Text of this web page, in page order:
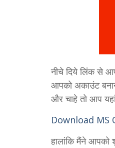
नीचे दिये लिंक से
आपको अकाउंट
और चाहे तो आप
Download MS
हालांकि मैंने आपको